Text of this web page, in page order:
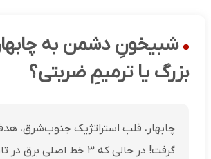
شبیخونِ دشمن به
بزرگ یا ترمیمِ ضربتی؟
چابهار، قلب استراتژیک جنوب‌شرق،
گرفت! در حالی که ۳ خط اصلی